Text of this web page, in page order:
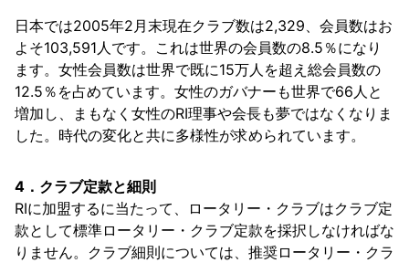
日本では2005年2月末現在クラブ数は2,329、会員数はお
よそ103,591人です。これは世界の会員数の8.5％になり
ます。女性会員数は世界で既に15万人を超え総会員数の
12.5％を占めています。女性のガバナーも世界で66人と
増加し、まもなく女性のRI理事や会長も夢ではなくなりま
した。時代の変化と共に多様性が求められています。
4．クラブ定款と細則
RIに加盟するに当たって、ロータリー・クラブはクラブ定
款として標準ロータリー・クラブ定款を採択しなければな
りません。クラブ細則については、推奨ロータリー・クラ